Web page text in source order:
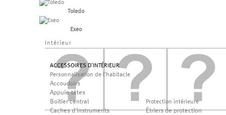
Toledo
Exeo
Intérieur
ACCESSOIRES D'INTÉRIEUR
Personnalisation de l'habitacle
Accoudoirs
Appuie-têtes
Boîtier central
Caches d'instruments
Protection intérieure
Étriers de protection